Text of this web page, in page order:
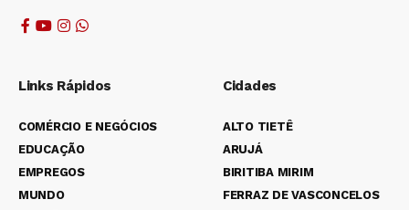
Links Rápidos
COMÉRCIO E NEGÓCIOS
EDUCAÇÃO
EMPREGOS
MUNDO
Cidades
ALTO TIETÊ
ARUJÁ
BIRITIBA MIRIM
FERRAZ DE VASCONCELOS